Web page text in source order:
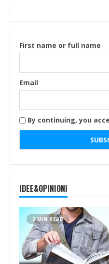
First name or full name
Email
By continuing, you
IDEE&OPINIONI
2 MIN READ